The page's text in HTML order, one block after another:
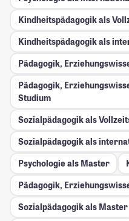
Kindheitspädagogik als
Kindheitspädagogik als
Pädagogik,
Pädagogik,
Studium
Sozialpädagogik als
Sozialpädagogik als
Psychologie als Master
Pädagogik,
Sozialpädagogik als Master